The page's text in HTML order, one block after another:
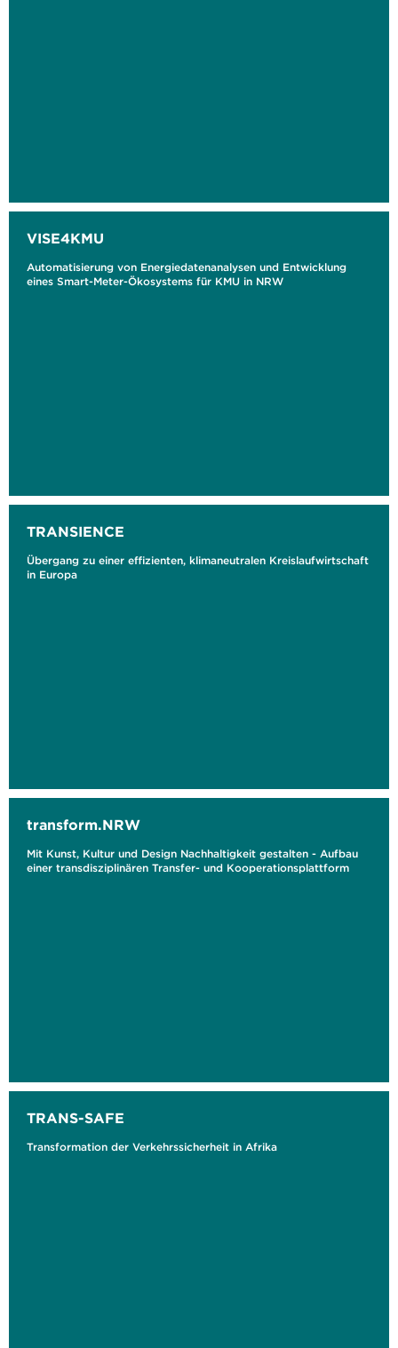
VISE4KMU
Automatisierung von Energiedatenanalysen und Entwicklung
eines Smart-Meter-Ökosystems für KMU in NRW
TRANSIENCE
Übergang zu einer effizienten, klimaneutralen Kreislaufwirtschaft
in Europa
transform.NRW
Mit Kunst, Kultur und Design Nachhaltigkeit gestalten - Aufbau
einer transdisziplinären Transfer- und Kooperationsplattform
TRANS-SAFE
Transformation der Verkehrssicherheit in Afrika